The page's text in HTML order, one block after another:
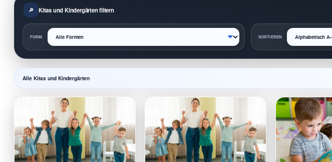
Kitas und Kindergärten filtern
FORM SORTIEREN
Alle Kitas und Kindergärten